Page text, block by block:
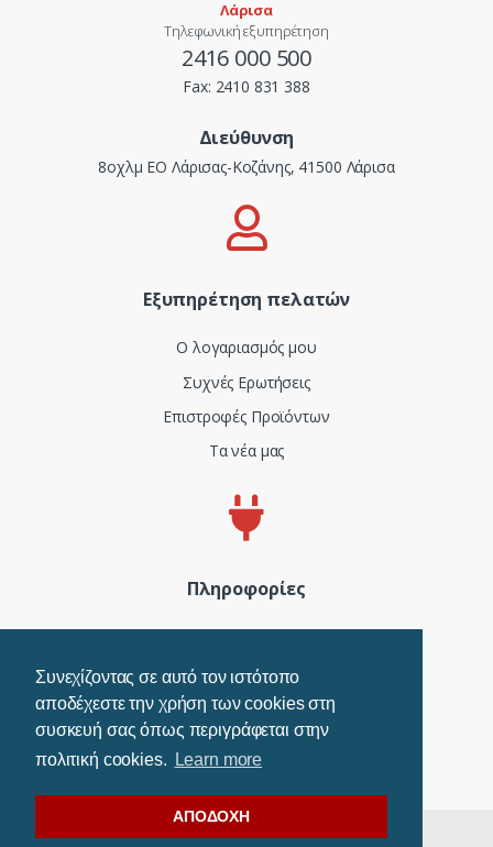
Συνεχίζοντας σε αυτό τον ιστότοπο
αποδέχεστε την χρήση των cookies στη
συσκευή σας όπως περιγράφεται στην
πολιτική cookies.
Learn more
ΑΠΟΔΟΧΗ
Λάρισα
Τηλεφωνική εξυπηρέτηση
2416 000 500
Fax: 2410 831 388
Διεύθυνση
8οχλμ ΕΟ Λάρισας-Κοζάνης, 41500 Λάρισα
Εξυπηρέτηση πελατών
Ο λογαριασμός μου
Συχνές Ερωτήσεις
Επιστροφές Προϊόντων
Τα νέα μας
Πληροφορίες
Όροι Χρήσης
Τρόποι Πληρωμής
Πολιτική Cookies